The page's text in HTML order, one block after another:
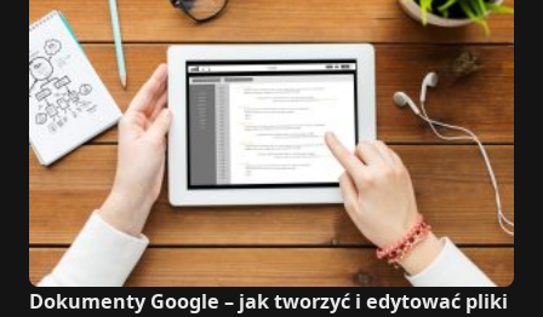
Dokumenty Google – jak tworzyć i edytować pliki